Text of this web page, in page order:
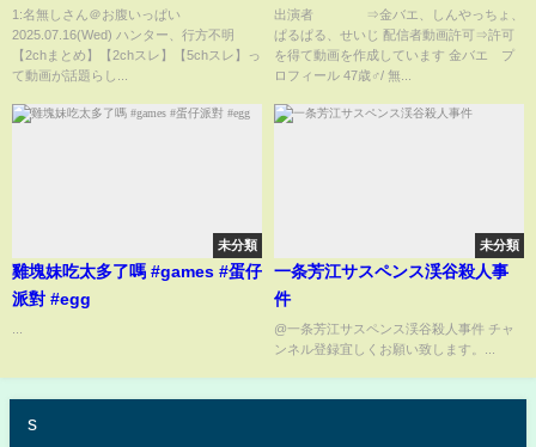
1:名無しさん＠お腹いっぱい
2025.07.16(Wed) ハンター、行方不明
【2chまとめ】【2chスレ】【5chスレ】っ
て動画が話題らし...
出演者 ⇒金バエ、しんやっちょ、
ぱるぱる、せいじ 配信者動画許可⇒許可
を得て動画を作成しています 金バエ プ
ロフィール 47歳♂/ 無...
未分類
雞塊妹吃太多了嗎 #games #蛋仔
派對 #egg
未分類
一条芳江サスペンス渓谷殺人事
件
@一条芳江サスペンス渓谷殺人事件 チャ
ンネル登録宜しくお願い致します。...
s